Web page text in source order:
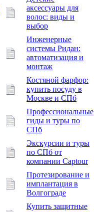
аксессуары для
волос: виды и
выбор
Инженерные
системы Ридан:
автоматизация и
монтаж
Костяной фарфор:
купить посуду в
Москве и СПб
Профессиональные
гиды и туры по
СПб
Экскурсии и туры
по СПб от
компании Captour
Протезирование и
имплантация в
Волгограде
Купить защитные